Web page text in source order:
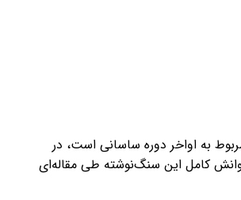
به اواخر دوره ساسانی است، در
کامل این سنگ‌نوشته طی مقاله‌ای